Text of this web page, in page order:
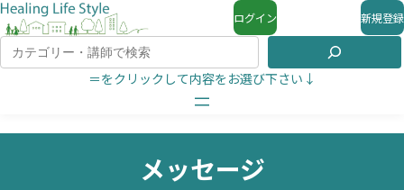
ログイン 新規登録
＝をクリックして内容をお選び下さい↓
メッセージ